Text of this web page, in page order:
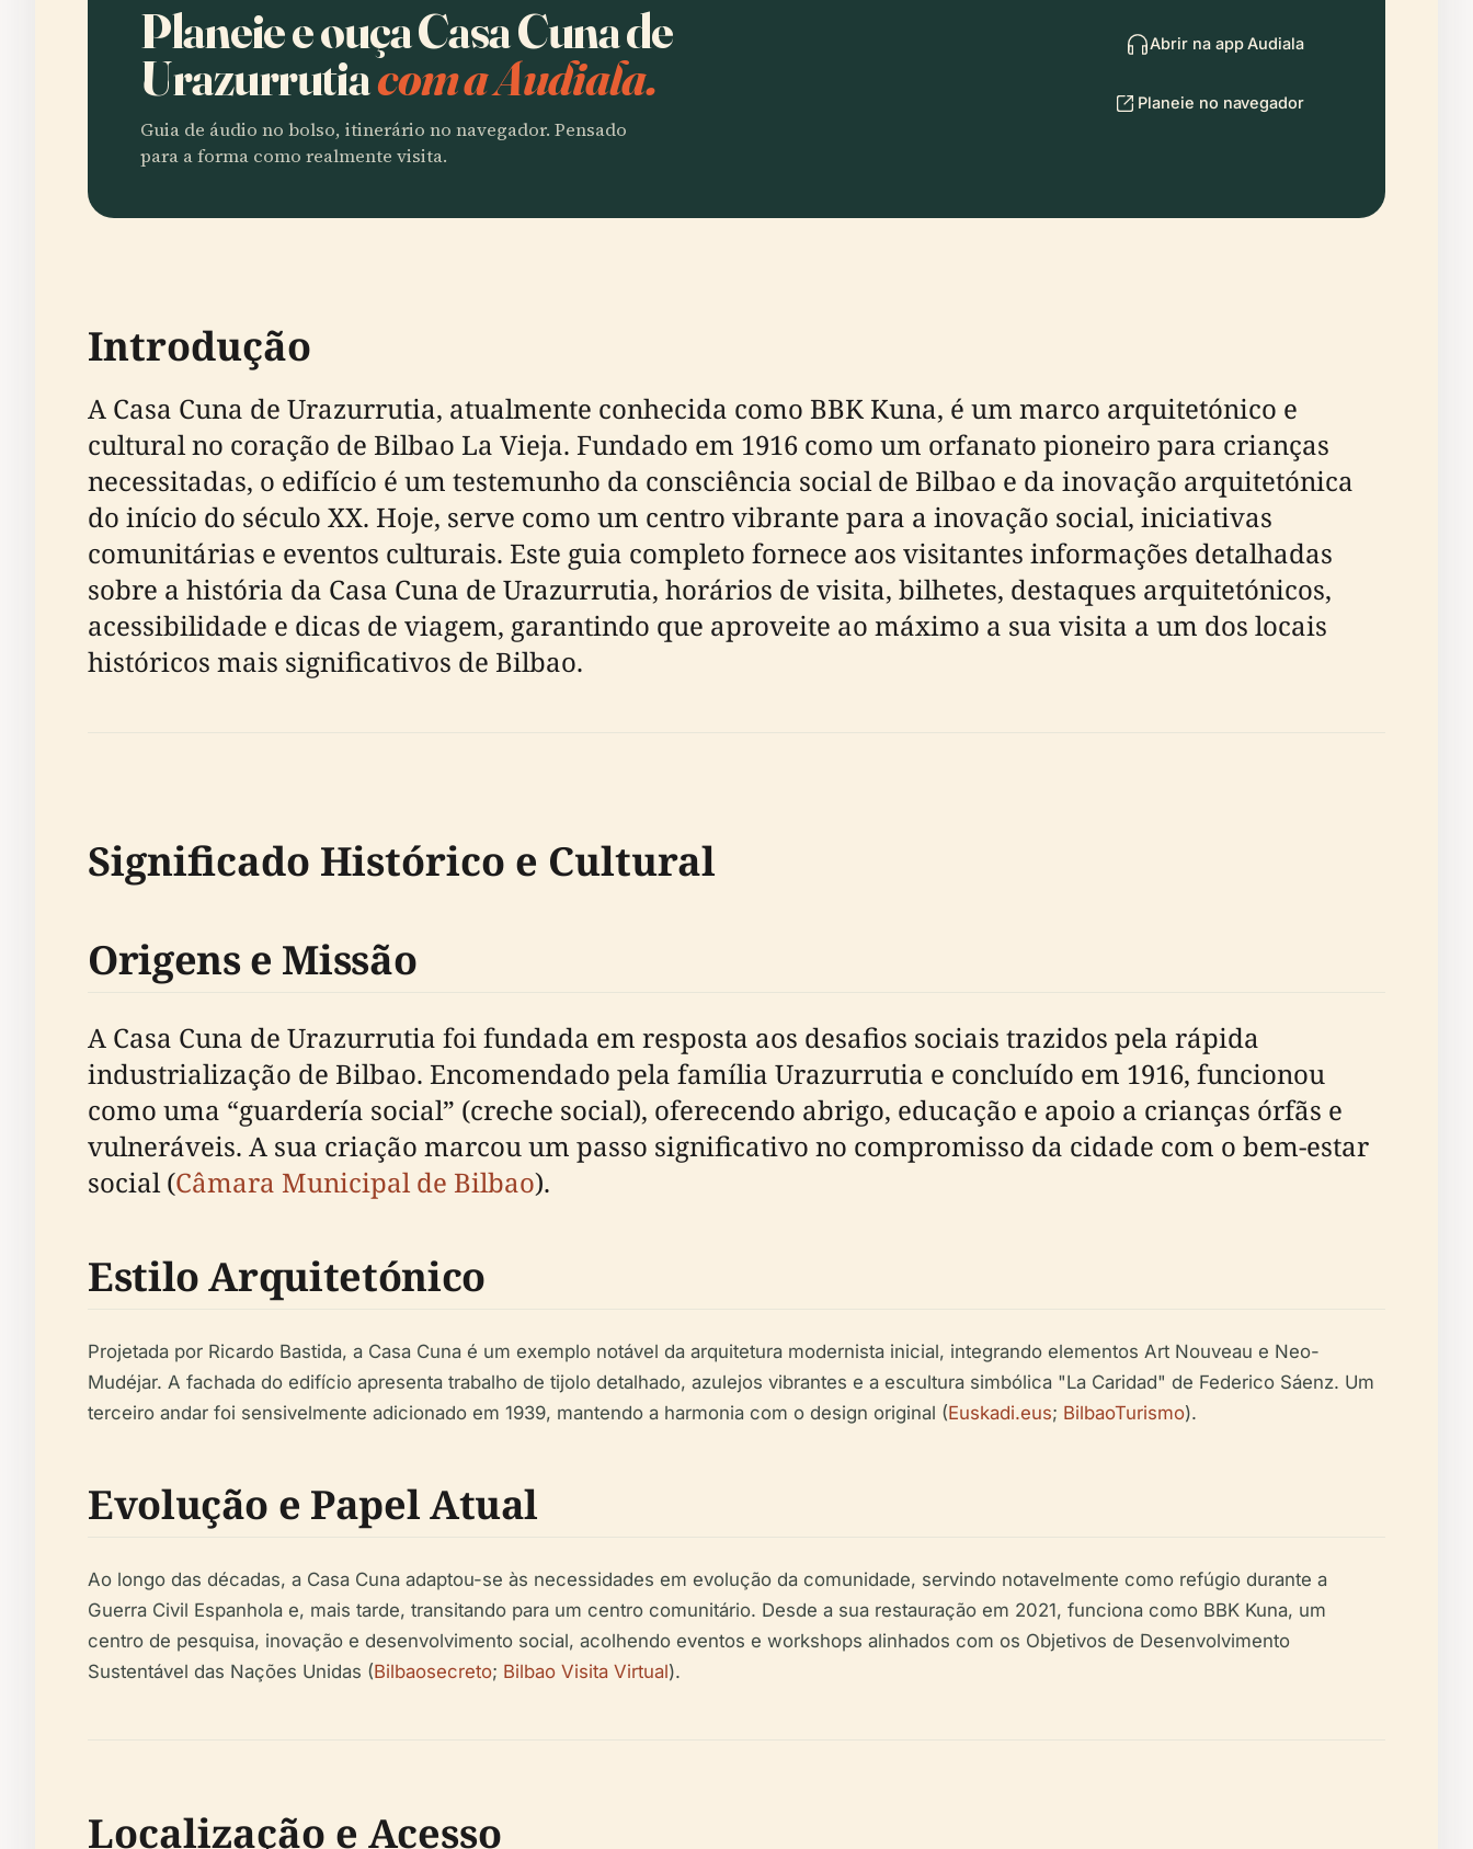
Planeie e ouça Casa Cuna de
Urazurrutiacom a Audiala.
Guia de áudio no bolso, itinerário no navegador. Pensado
para a forma como realmente visita.
Abrir na app Audiala
Planeie no navegador
Introdução
A Casa Cuna de Urazurrutia, atualmente conhecida como BBK Kuna, é um marco arquitetónico e
cultural no coração de Bilbao La Vieja. Fundado em 1916 como um orfanato pioneiro para crianças
necessitadas, o edifício é um testemunho da consciência social de Bilbao e da inovação arquitetónica
do início do século XX. Hoje, serve como um centro vibrante para a inovação social, iniciativas
comunitárias e eventos culturais. Este guia completo fornece aos visitantes informações detalhadas
sobre a história da Casa Cuna de Urazurrutia, horários de visita, bilhetes, destaques arquitetónicos,
acessibilidade e dicas de viagem, garantindo que aproveite ao máximo a sua visita a um dos locais
históricos mais significativos de Bilbao.
Significado Histórico e Cultural
Origens e Missão
A Casa Cuna de Urazurrutia foi fundada em resposta aos desafios sociais trazidos pela rápida
industrialização de Bilbao. Encomendado pela família Urazurrutia e concluído em 1916, funcionou
como uma “guardería social” (creche social), oferecendo abrigo, educação e apoio a crianças órfãs e
vulneráveis. A sua criação marcou um passo significativo no compromisso da cidade com o bem-estar
social (Câmara Municipal de Bilbao).
Estilo Arquitetónico
Projetada por Ricardo Bastida, a Casa Cuna é um exemplo notável da arquitetura modernista inicial, integrando elementos Art Nouveau e Neo-
Mudéjar. A fachada do edifício apresenta trabalho de tijolo detalhado, azulejos vibrantes e a escultura simbólica "La Caridad" de Federico Sáenz. Um
terceiro andar foi sensivelmente adicionado em 1939, mantendo a harmonia com o design original (Euskadi.eus; BilbaoTurismo).
Evolução e Papel Atual
Ao longo das décadas, a Casa Cuna adaptou-se às necessidades em evolução da comunidade, servindo notavelmente como refúgio durante a
Guerra Civil Espanhola e, mais tarde, transitando para um centro comunitário. Desde a sua restauração em 2021, funciona como BBK Kuna, um
centro de pesquisa, inovação e desenvolvimento social, acolhendo eventos e workshops alinhados com os Objetivos de Desenvolvimento
Sustentável das Nações Unidas (Bilbaosecreto; Bilbao Visita Virtual).
Localização e Acesso